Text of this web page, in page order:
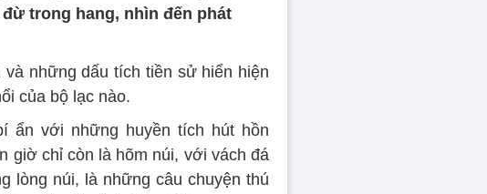
trong hang, nhìn đến phát
những dấu tích tiền sử hiển hiện
của bộ lạc nào.
ẩn với những huyền tích hút hồn
giờ chỉ còn là hõm núi, với vách đá
lòng núi, là những câu chuyện thú